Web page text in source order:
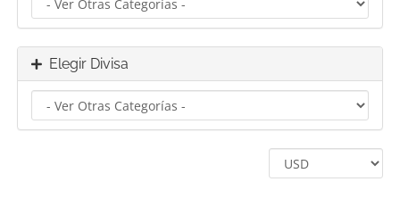
Elegir Divisa